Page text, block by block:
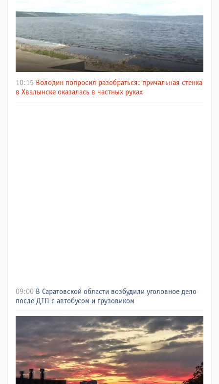
10:15 Володин попросил разобраться: причальная стенка
в Хвалынске оказалась в частных руках
09:00 В Саратовской области возбудили уголовное дело
после ДТП с автобусом и грузовиком